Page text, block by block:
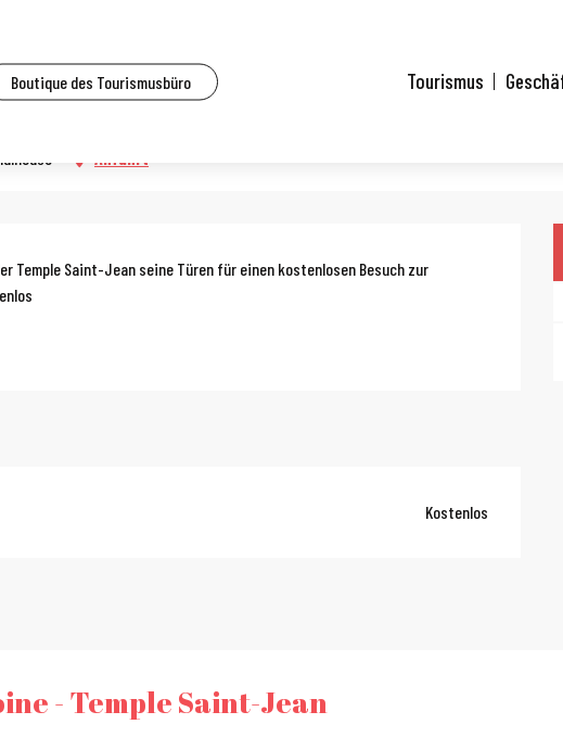
Boutique des Tourismusbüro Tourismus
- Temple Saint-Jean
Anfahrt
Temple Saint-Jean seine Türen für einen kostenlosen Besuch zur
Kostenlos
- Temple Saint-Jean